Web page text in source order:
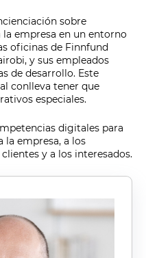
sobre
empresa en un entorno
oficinas de Finnfund
y sus empleados
de desarrollo. Este
conlleva tener que
especiales.
digitales para
la empresa, a los
y a los interesados.